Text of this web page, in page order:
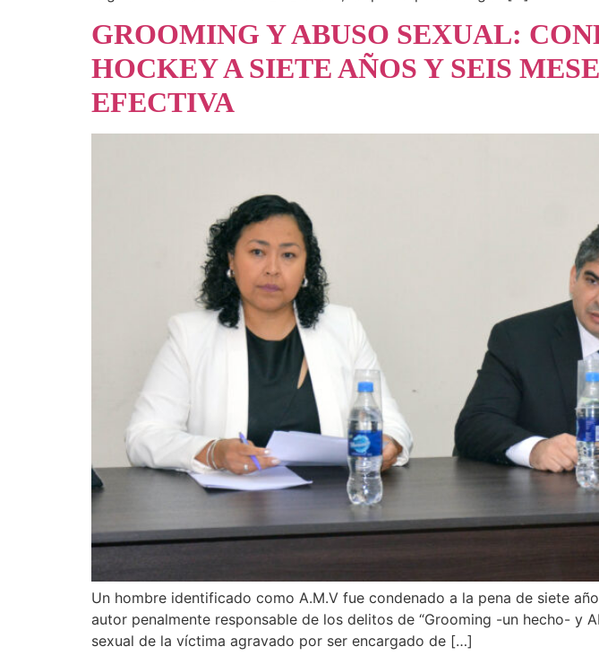
GROOMING Y ABUSO SEXUAL:
HOCKEY A SIETE AÑOS Y SEIS
EFECTIVA
Un hombre identificado como A.M.V fue condenado a la pena de siete
autor penalmente responsable de los delitos de “Grooming -un hecho- y
sexual de la víctima agravado por ser encargado de […]